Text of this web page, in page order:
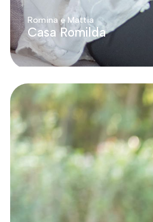
Romina e Mattia
Casa Romilda